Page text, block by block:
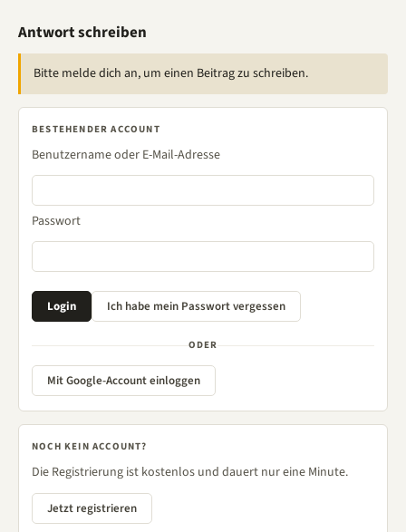
Antwort schreiben
Bitte melde dich an, um einen Beitrag zu schreiben.
BESTEHENDER ACCOUNT
Benutzername oder E-Mail-Adresse
Passwort
ODER
Mit Google-Account einloggen
NOCH KEIN ACCOUNT?
Die Registrierung ist kostenlos und dauert nur eine Minute.
Jetzt registrieren